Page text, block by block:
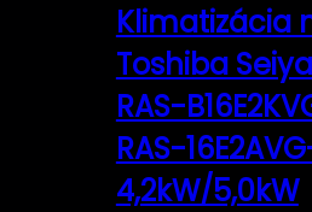
Klimatizácia
Toshiba
RAS-
RAS-
4,2kW/5,0kW